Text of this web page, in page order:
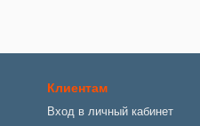
Клиентам
Вход в личный кабинет